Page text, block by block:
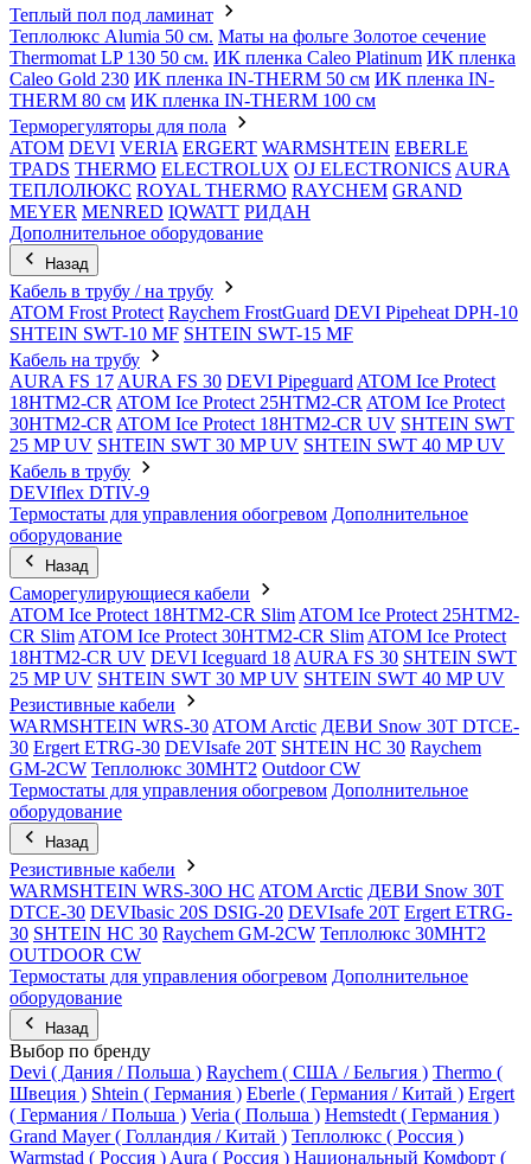
Теплый пол под ламинат
Теплолюкс Alumia 50 см. Маты на фольге Золотое сечение
Thermomat LP 130 50 cм. ИК пленка Caleo Platinum ИК пленка
Caleo Gold 230 ИК пленка IN-THERM 50 см ИК пленка IN-
THERM 80 см ИК пленка IN-THERM 100 см
Терморегуляторы для пола
ATOM DEVI VERIA ERGERT WARMSHTEIN EBERLE
TPADS THERMO ELECTROLUX OJ ELECTRONICS AURA
ТЕПЛОЛЮКС ROYAL THERMO RAYCHEM GRAND
MEYER MENRED IQWATT РИДАН
Дополнительное оборудование
Назад
Кабель в трубу / на трубу
ATOM Frost Protect Raychem FrostGuard DEVI Pipeheat DPH-10
SHTEIN SWT-10 MF SHTEIN SWT-15 MF
Кабель на трубу
AURA FS 17 AURA FS 30 DEVI Pipeguard ATOM Ice Protect
18HTM2-CR ATOM Ice Protect 25HTM2-CR ATOM Ice Protect
30HTM2-CR ATOM Ice Protect 18HTM2-CR UV SHTEIN SWT
25 MP UV SHTEIN SWT 30 MP UV SHTEIN SWT 40 MP UV
Кабель в трубу
DEVIflex DTIV-9
Термостаты для управления обогревом Дополнительное
оборудование
Назад
Саморегулирующиеся кабели
ATOM Ice Protect 18HTM2-CR Slim ATOM Ice Protect 25HTM2-
CR Slim ATOM Ice Protect 30HTM2-CR Slim ATOM Ice Protect
18HTM2-CR UV DEVI Iceguard 18 AURA FS 30 SHTEIN SWT
25 MP UV SHTEIN SWT 30 MP UV SHTEIN SWT 40 MP UV
Резистивные кабели
WARMSHTEIN WRS-30 ATOM Arctic ДЕВИ Snow 30T DTCE-
30 Ergert ETRG-30 DEVIsafe 20T SHTEIN HC 30 Raychem
GM-2CW Теплолюкс 30МНТ2 Outdoor CW
Термостаты для управления обогревом Дополнительное
оборудование
Назад
Резистивные кабели
WARMSHTEIN WRS-30O HC ATOM Arctic ДЕВИ Snow 30T
DTCE-30 DEVIbasic 20S DSIG-20 DEVIsafe 20T Ergert ETRG-
30 SHTEIN HC 30 Raychem GM-2CW Теплолюкс 30МНТ2
OUTDOOR CW
Термостаты для управления обогревом Дополнительное
оборудование
Назад
Выбор по бренду
Devi ( Дания / Польша ) Raychem ( США / Бельгия ) Thermo (
Швеция ) Shtein ( Германия ) Eberle ( Германия / Китай ) Ergert
( Германия / Польша ) Veria ( Польша ) Hemstedt ( Германия )
Grand Mayer ( Голландия / Китай ) Теплолюкс ( Россия )
Warmstad ( Россия ) Aura ( Россия ) Национальный Комфорт (